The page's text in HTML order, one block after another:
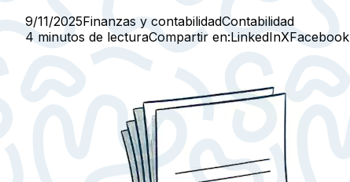
9/11/2025Finanzas y contabilidadContabilidad
4 minutos de lecturaCompartir en:LinkedInXFacebook